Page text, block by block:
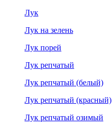
Лук
Лук на зелень
Лук порей
Лук репчатый
Лук репчатый (белый)
Лук репчатый (красный)
Лук репчатый озимый